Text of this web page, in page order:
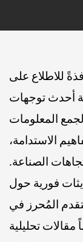
للاطلاع على
أحدث توجهات
المعلومات
الاستدامة،
الصناعة.
فورية حول
المُحرز في
تحليلية